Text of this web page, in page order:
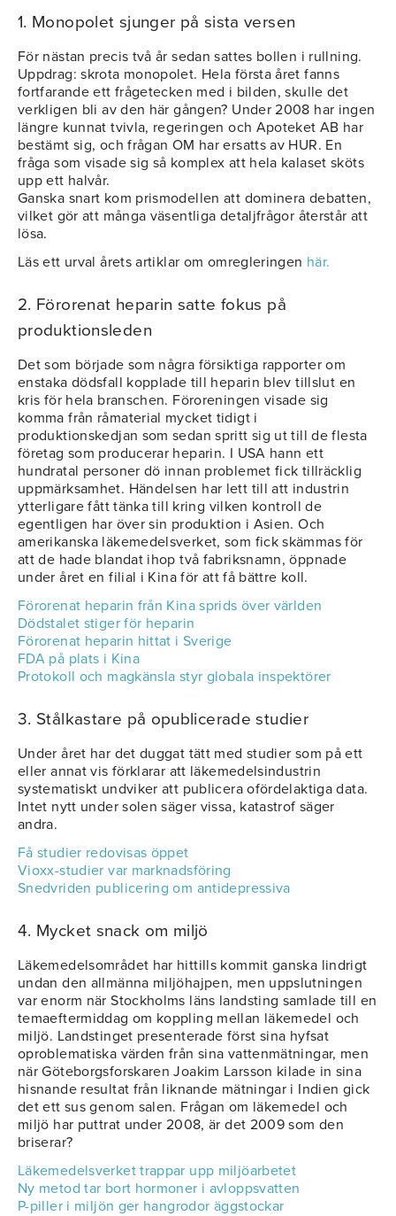
1. Monopolet sjunger på sista versen
För nästan precis två år sedan sattes bollen i rullning.
Uppdrag: skrota monopolet. Hela första året fanns
fortfarande ett frågetecken med i bilden, skulle det
verkligen bli av den här gången? Under 2008 har ingen
längre kunnat tvivla, regeringen och Apoteket AB har
bestämt sig, och frågan OM har ersatts av HUR. En
fråga som visade sig så komplex att hela kalaset sköts
upp ett halvår.
Ganska snart kom prismodellen att dominera debatten,
vilket gör att många väsentliga detaljfrågor återstår att
lösa.
Läs ett urval årets artiklar om omregleringen här.
2. Förorenat heparin satte fokus på
produktionsleden
Det som började som några försiktiga rapporter om
enstaka dödsfall kopplade till heparin blev tillslut en
kris för hela branschen. Föroreningen visade sig
komma från råmaterial mycket tidigt i
produktionskedjan som sedan spritt sig ut till de flesta
företag som producerar heparin. I USA hann ett
hundratal personer dö innan problemet fick tillräcklig
uppmärksamhet. Händelsen har lett till att industrin
ytterligare fått tänka till kring vilken kontroll de
egentligen har över sin produktion i Asien. Och
amerikanska läkemedelsverket, som fick skämmas för
att de hade blandat ihop två fabriksnamn, öppnade
under året en filial i Kina för att få bättre koll.
Förorenat heparin från Kina sprids över världen
Dödstalet stiger för heparin
Förorenat heparin hittat i Sverige
FDA på plats i Kina
Protokoll och magkänsla styr globala inspektörer
3. Stålkastare på opublicerade studier
Under året har det duggat tätt med studier som på ett
eller annat vis förklarar att läkemedelsindustrin
systematiskt undviker att publicera ofördelaktiga data.
Intet nytt under solen säger vissa, katastrof säger
andra.
Få studier redovisas öppet
Vioxx-studier var marknadsföring
Snedvriden publicering om antidepressiva
4. Mycket snack om miljö
Läkemedelsområdet har hittills kommit ganska lindrigt
undan den allmänna miljöhajpen, men uppslutningen
var enorm när Stockholms läns landsting samlade till en
temaeftermiddag om koppling mellan läkemedel och
miljö. Landstinget presenterade först sina hyfsat
oproblematiska värden från sina vattenmätningar, men
när Göteborgsforskaren Joakim Larsson kilade in sina
hisnande resultat från liknande mätningar i Indien gick
det ett sus genom salen. Frågan om läkemedel och
miljö har puttrat under 2008, är det 2009 som den
briserar?
Läkemedelsverket trappar upp miljöarbetet
Ny metod tar bort hormoner i avloppsvatten
P-piller i miljön ger hangrodor äggstockar